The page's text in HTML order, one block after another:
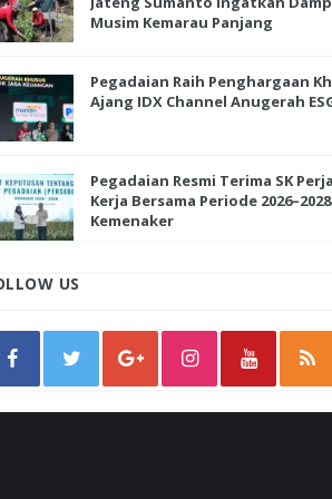
Musim Kemarau Panjang
Pegadaian Raih Penghargaan
Ajang IDX Channel Anugerah
Pegadaian Resmi Terima SK
Kerja Bersama Periode
Kemenaker
US